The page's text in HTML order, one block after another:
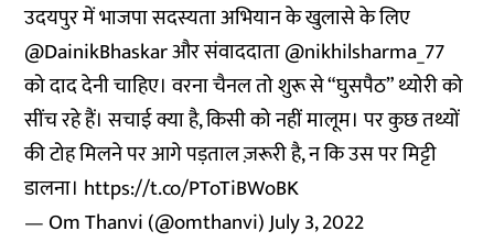
उदयपुर में भाजपा सदस्यता अभियान के खुलासे के लिए
@DainikBhaskarऔर संवाददाता@nikhilsharma_77
को दाद देनी चाहिए। वरना चैनल तो शुरू से “घुसपैठ” थ्योरी को
सींच रहे हैं। सचाई क्या है, किसी को नहीं मालूम। पर कुछ तथ्यों
की टोह मिलने पर आगे पड़ताल ज़रूरी है, न कि उस पर मिट्टी
डालना। https://t.co/PToTiBWoBK
— Om Thanvi (@omthanvi)July 3, 2022